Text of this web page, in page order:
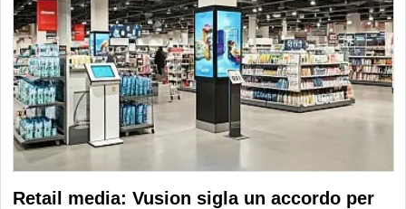
Retail media: Vusion sigla un accordo per